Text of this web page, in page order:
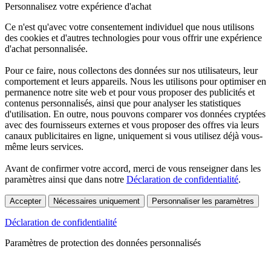
Personnalisez votre expérience d'achat
Ce n'est qu'avec votre consentement individuel que nous utilisons
des cookies et d'autres technologies pour vous offrir une expérience
d'achat personnalisée.
Pour ce faire, nous collectons des données sur nos utilisateurs, leur
comportement et leurs appareils. Nous les utilisons pour optimiser en
permanence notre site web et pour vous proposer des publicités et
contenus personnalisés, ainsi que pour analyser les statistiques
d'utilisation. En outre, nous pouvons comparer vos données cryptées
avec des fournisseurs externes et vous proposer des offres via leurs
canaux publicitaires en ligne, uniquement si vous utilisez déjà vous-
même leurs services.
Avant de confirmer votre accord, merci de vous renseigner dans les
paramètres ainsi que dans notre Déclaration de confidentialité.
Accepter Nécessaires uniquement Personnaliser les paramètres
Déclaration de confidentialité
Paramètres de protection des données personnalisés